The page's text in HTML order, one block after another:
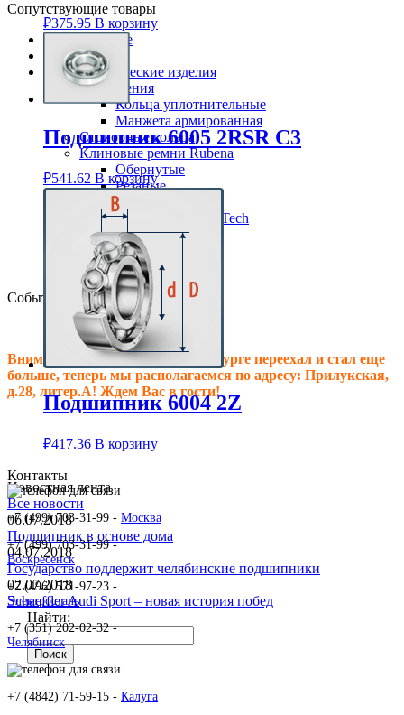
Сопутствующие товары
Смазки Loctite
Клей Loctite
Резинотехнические изделия
Уплотнения
Кольца уплотнительные
Манжета армированная
Стопорные кольца
Клиновые ремни Rubena
Обернутые
Резаные
Клиновые ремни
Клиновые ремни ContiTech
Сальники подшипника
Клиновые ремни
Техпластина резиновая
События
Внимание! Офис в Санкт-Петербурге переехал и стал еще
больше, теперь мы располагаемся по адресу: Прилукская,
д.28, литер.А! Ждем Вас в гости!
Новостная лента
Все новости
06.07.2018
Подшипник в основе дома
04.07.2018
Государство поддержит челябинские подшипники
02.07.2018
Schaeffler Audi Sport – новая история побед
Найти:
₽375.95 В корзину
Подшипник 6005 2RSR C3
₽541.62 В корзину
Подшипник 6004 2Z
₽417.36 В корзину
Контакты
+7 (499) 703-31-99 - Москва
+7 (499) 703-31-99 -
Воскресенск
+7 (496) 571-97-23 -
Электросталь
+7 (351) 202-02-32 -
Челябинск
+7 (4842) 71-59-15 - Калуга